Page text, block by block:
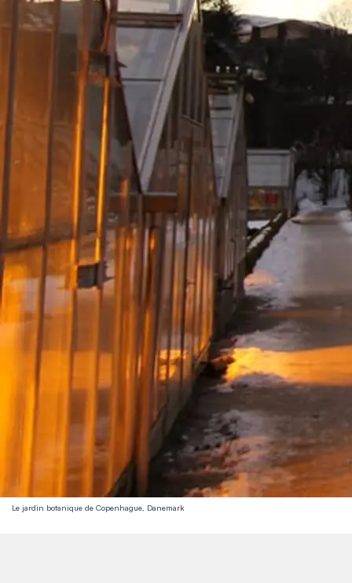
Le jardin botanique de Copenhague, Danemark